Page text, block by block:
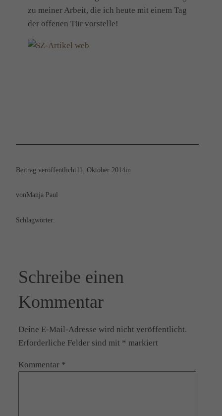
zu meiner Arbeit, die ich heute mit einem Tag
der offenen Tür vorstelle!
Beitrag veröffentlicht11. Oktober 2014in
vonManja Paul
Schlagwörter:
Schreibe einen
Kommentar
Deine E-Mail-Adresse wird nicht veröffentlicht.
Erforderliche Felder sind mit * markiert
Kommentar *